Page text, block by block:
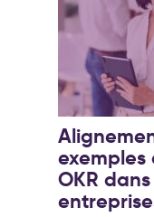
exemples
OKR